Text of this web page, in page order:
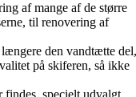
af mange af de større
til renovering af
den vandtætte del,
på skiferen, så ikke
findes, specielt udvalgt